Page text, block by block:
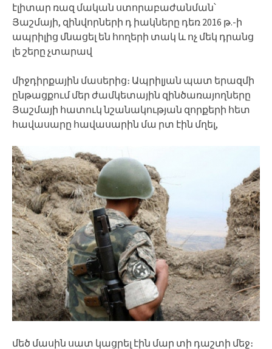
էլիտար ռազ մական ստորաբաժանման՝
Յաշմայի, զինվորների դ իակները դեռ 2016 թ.-ի
ապրիլից մնացել են հողերի տակ և ոչ մեկ դրանց
լե շերը չտարավ
միջդիրքային մասերից։ Ապրիլյան պատ երազմի
ընթացքում մեր ժամկետային զինծառայողները
Յաշմայի հատուկ նշանակության զորքերի հետ
հավասարը հավասարին մա րտ էին մղել,
մեծ մասին սատ կացրել էին մար տի դաշտի մեջ։